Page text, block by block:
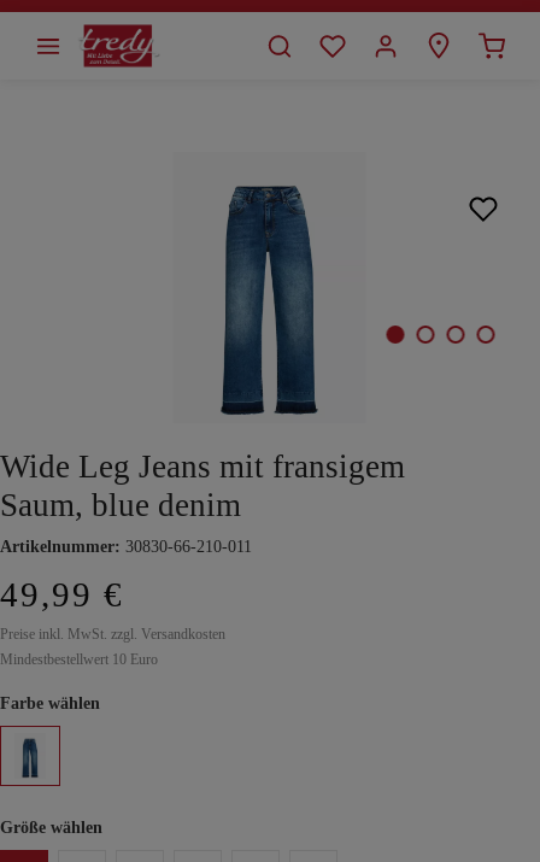
springen
Wide Leg Jeans mit fransigem
Saum, blue denim
Artikelnummer: 30830-66-210-011
49,99 €
Preise inkl. MwSt. zzgl. Versandkosten
Mindestbestellwert 10 Euro
Farbe wählen
Größe wählen